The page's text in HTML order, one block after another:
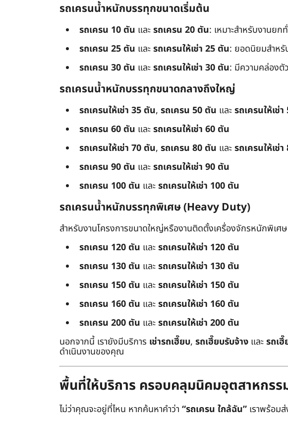
รถเครนน้ำหนักบรรทุกขนาดเริ่มต้น
รถเครน 10 ตัน และรถเครน 20 ตัน: เหมาะสำหรับงานยก
รถเครน 25 ตัน และรถเครนให้เช่า 25 ตัน: ยอดนิยมสำหรั
รถเครน 30 ตัน และรถเครนให้เช่า 30 ตัน: มีความคล่อง
รถเครนน้ำหนักบรรทุกขนาดกลางถึงใหญ่
รถเครนให้เช่า 35 ตัน, รถเครน 50 ตัน และรถเครนให้เช่
รถเครน 60 ตัน และรถเครนให้เช่า 60 ตัน
รถเครนให้เช่า 70 ตัน, รถเครน 80 ตัน และรถเครนให้เช่
รถเครน 90 ตัน และรถเครนให้เช่า 90 ตัน
รถเครน 100 ตัน และรถเครนให้เช่า 100 ตัน
รถเครนน้ำหนักบรรทุกพิเศษ (Heavy Duty)
สำหรับงานโครงการขนาดใหญ่หรืองานติดตั้งเครื่องจักรหนักพิเศษ
รถเครน 120 ตัน และรถเครนให้เช่า 120 ตัน
รถเครน 130 ตัน และรถเครนให้เช่า 130 ตัน
รถเครน 150 ตัน และรถเครนให้เช่า 150 ตัน
รถเครน 160 ตัน และรถเครนให้เช่า 160 ตัน
รถเครน 200 ตัน และรถเครนให้เช่า 200 ตัน
นอกจากนี้ เรายังมีบริการ เช่ารถเฮี๊ยบ, รถเฮี๊ยบรับจ้าง และรถเฮี๊
ดำเนินงานของคุณ
พื้นที่ให้บริการ ครอบคลุมนิคมอุตสาหกรร
ไม่ว่าคุณจะอยู่ที่ไหน หากค้นหาคำว่า “รถเครน ใกล้ฉัน” เราพร้อม